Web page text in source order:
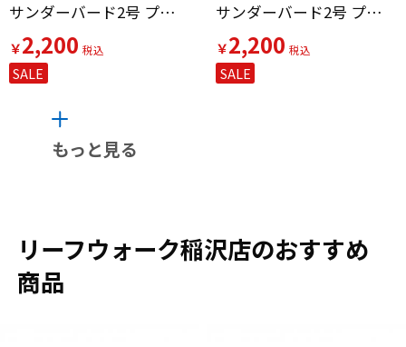
サンダーバード2号 プラモデル 今井科学（イマイカガク）
￥2,200
SALE
サンダーバード2号 プラモデル 今井科学（イマイカガク）
￥2,200
SALE
もっと見る
リーフウォーク稲沢店のおすすめ
商品